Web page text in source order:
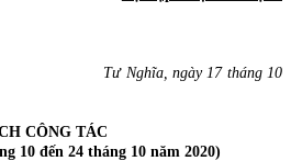
17 tháng 10
CÔNG TÁC
10 đến 24 tháng 10 năm 2020)